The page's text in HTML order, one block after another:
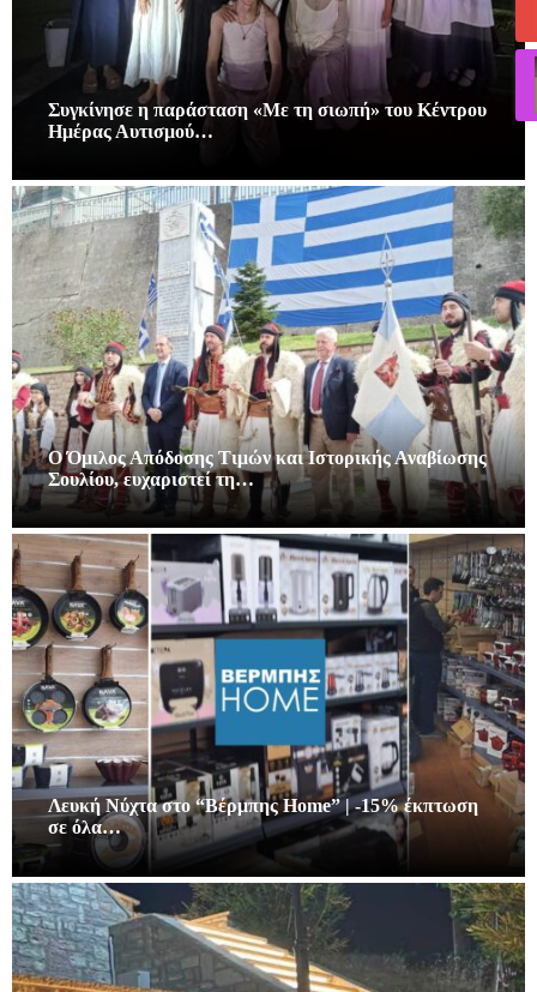
Συγκίνησε η παράσταση «Με τη σιωπή» του Κέντρου
Ημέρας Αυτισμού…
Ο Όμιλος Απόδοσης Τιμών και Ιστορικής Αναβίωσης
Σουλίου, ευχαριστεί τη…
Λευκή Νύχτα στο “Βέρμπης Home” | -15% έκπτωση
σε όλα…